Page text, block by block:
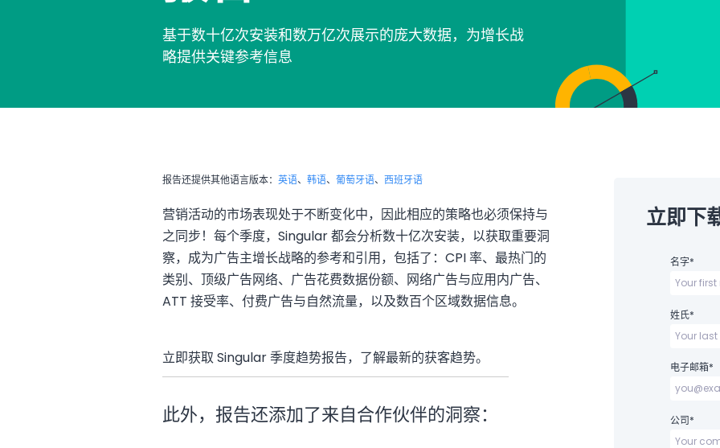
基于数十亿次安装和数万亿次展示的庞大数据，为增长战
略提供关键参考信息
报告还提供其他语言版本： 英语、 韩语、 葡萄牙语、 西班牙语
营销活动的市场表现处于不断变化中，因此相应的策略也必须保持与
之同步！每个季度，Singular 都会分析数十亿次安装，以获取重要洞
察，成为广告主增长战略的参考和引用，包括了：CPI 率、最热门的
类别、顶级广告网络、广告花费数据份额、网络广告与应用内广告、
ATT 接受率、付费广告与自然流量，以及数百个区域数据信息。
立即获取 Singular 季度趋势报告，了解最新的获客趋势。
此外，报告还添加了来自合作伙伴的洞察：
立即下
名字*
姓氏*
电子邮箱*
公司*